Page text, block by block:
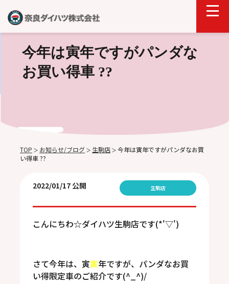
今年は寅年ですがパンダな
お買い得車 ??
TOP ＞ お知らせ/ブログ ＞ 生駒店 ＞ 今年は寅年ですがパンダなお買
い得車 ??
2022/01/17 公開 生駒店
こんにちわ☆ダイハツ生駒店です(*'▽')
さて今年は、寅寅年ですが、パンダなお買
い得限定車のご紹介です(^_^)/